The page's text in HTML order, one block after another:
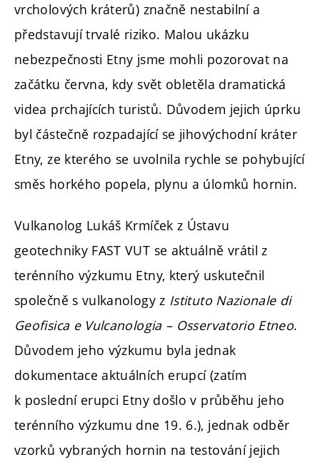
vrcholových kráterů) značně nestabilní a
představují trvalé riziko. Malou ukázku
nebezpečnosti Etny jsme mohli pozorovat na
začátku června, kdy svět obletěla dramatická
videa prchajících turistů. Důvodem jejich úprku
byl částečně rozpadající se jihovýchodní kráter
Etny, ze kterého se uvolnila rychle se pohybující
směs horkého popela, plynu a úlomků hornin.
Vulkanolog Lukáš Krmíček z Ústavu
geotechniky FAST VUT se aktuálně vrátil z
terénního výzkumu Etny, který uskutečnil
společně s vulkanology z Istituto Nazionale di
Geofisica e Vulcanologia – Osservatorio Etneo.
Důvodem jeho výzkumu byla jednak
dokumentace aktuálních erupcí (zatím
k poslední erupci Etny došlo v průběhu jeho
terénního výzkumu dne 19. 6.), jednak odběr
vzorků vybraných hornin na testování jejich